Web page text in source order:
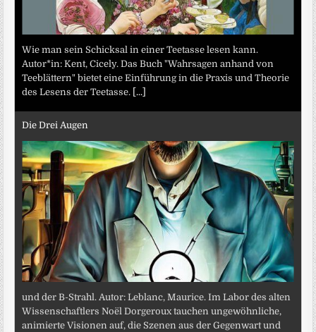
Wie man sein Schicksal in einer Teetasse lesen kann.
Autor*in: Kent, Cicely. Das Buch "Wahrsagen anhand von
Teeblättern" bietet eine Einführung in die Praxis und Theorie
des Lesens der Teetasse. [...]
Die Drei Augen
und der B-Strahl. Autor: Leblanc, Maurice. Im Labor des alten
Wissenschaftlers Noël Dorgeroux tauchen ungewöhnliche,
animierte Visionen auf, die Szenen aus der Gegenwart und